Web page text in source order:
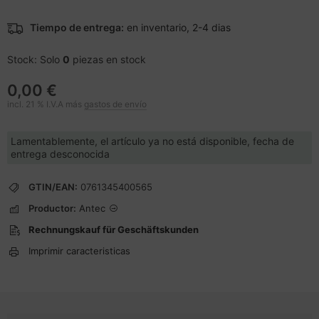
Tiempo de entrega: en inventario, 2-4 dias
Stock: Solo 0 piezas en stock
0,00 €
incl. 21 % I.V.A más gastos de envío
Lamentablemente, el artículo ya no está disponible, fecha de
entrega desconocida
GTIN/EAN: 0761345400565
Productor: Antec
Rechnungskauf für Geschäftskunden
Imprimir caracteristicas
Zubehör
de exhibición